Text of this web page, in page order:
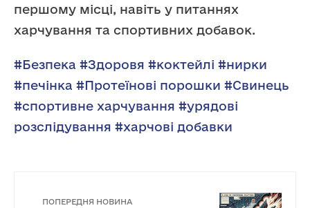
першому місці, навіть у питаннях
харчування та спортивних добавок.
#Безпека #Здоровя #коктейлі #нирки
#печінка #Протеїнові порошки #Свинець
#спортивне харчування #урядові
розслідування #харчові добавки
ПОПЕРЕДНЯ НОВИНА